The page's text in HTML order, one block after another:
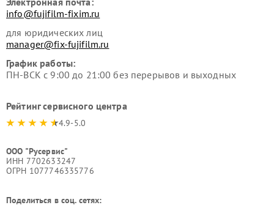
info@fujifilm-fixim.ru
для юридических лиц
manager@fix-fujifilm.ru
График работы:
ПН-ВСК с 9:00 до 21:00 без перерывов и выходных
Рейтинг сервисного центра
4.9-5.0
ООО "Русервис"
ИНН 7702633247
ОГРН 1077746335776
Поделиться в соц. сетях: